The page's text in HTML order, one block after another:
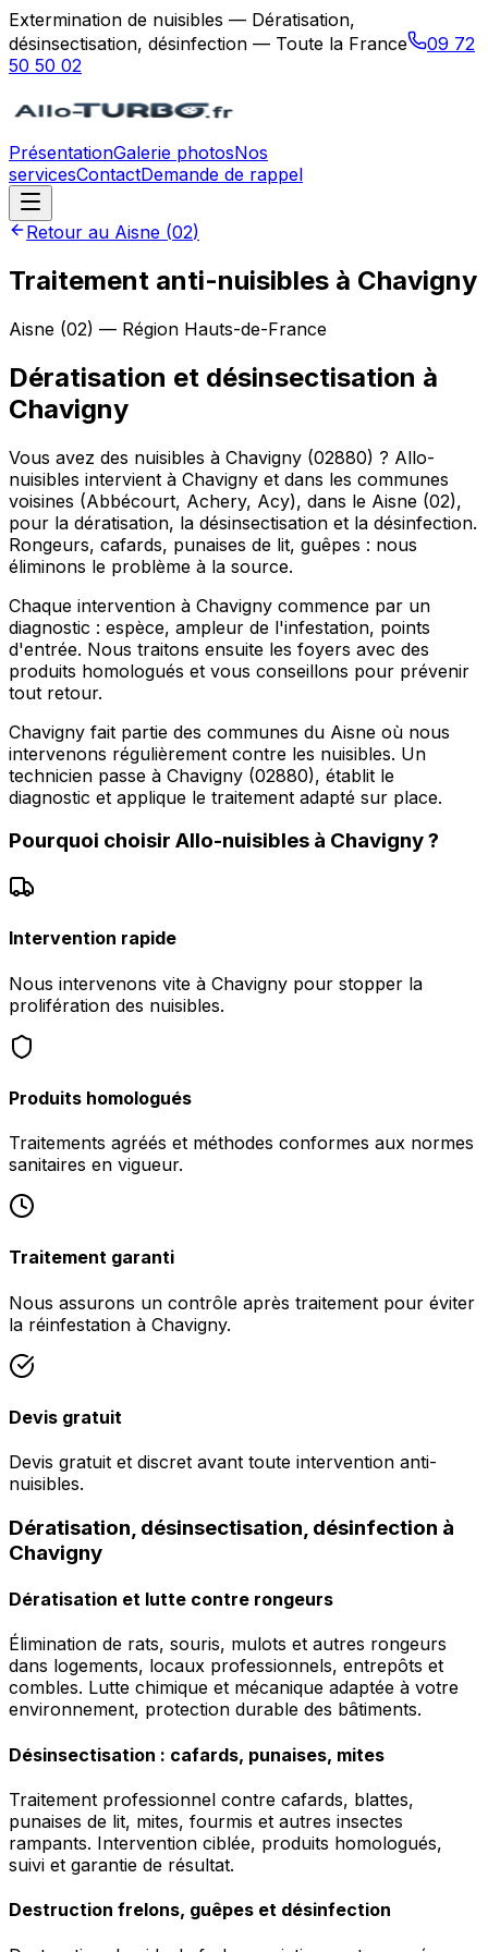
Extermination de nuisibles — Dératisation,
désinsectisation, désinfection — Toute la France
09 72
50 50 02
PrésentationGalerie photosNos
servicesContactDemande de rappel
Retour au Aisne (02)
Traitement anti-nuisibles à Chavigny
Aisne (02) — Région Hauts-de-France
Dératisation et désinsectisation à
Chavigny
Vous avez des nuisibles à Chavigny (02880) ? Allo-
nuisibles intervient à Chavigny et dans les communes
voisines (Abbécourt, Achery, Acy), dans le Aisne (02),
pour la dératisation, la désinsectisation et la désinfection.
Rongeurs, cafards, punaises de lit, guêpes : nous
éliminons le problème à la source.
Chaque intervention à Chavigny commence par un
diagnostic : espèce, ampleur de l'infestation, points
d'entrée. Nous traitons ensuite les foyers avec des
produits homologués et vous conseillons pour prévenir
tout retour.
Chavigny fait partie des communes du Aisne où nous
intervenons régulièrement contre les nuisibles. Un
technicien passe à Chavigny (02880), établit le
diagnostic et applique le traitement adapté sur place.
Pourquoi choisir Allo-nuisibles à Chavigny?
Intervention rapide
Nous intervenons vite à Chavigny pour stopper la
prolifération des nuisibles.
Produits homologués
Traitements agréés et méthodes conformes aux normes
sanitaires en vigueur.
Traitement garanti
Nous assurons un contrôle après traitement pour éviter
la réinfestation à Chavigny.
Devis gratuit
Devis gratuit et discret avant toute intervention anti-
nuisibles.
Dératisation, désinsectisation, désinfection à
Chavigny
Dératisation et lutte contre rongeurs
Élimination de rats, souris, mulots et autres rongeurs
dans logements, locaux professionnels, entrepôts et
combles. Lutte chimique et mécanique adaptée à votre
environnement, protection durable des bâtiments.
Désinsectisation : cafards, punaises, mites
Traitement professionnel contre cafards, blattes,
punaises de lit, mites, fourmis et autres insectes
rampants. Intervention ciblée, produits homologués,
suivi et garantie de résultat.
Destruction frelons, guêpes et désinfection